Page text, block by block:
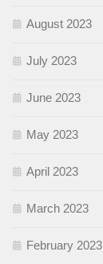
August 2023
July 2023
June 2023
May 2023
April 2023
March 2023
February 2023